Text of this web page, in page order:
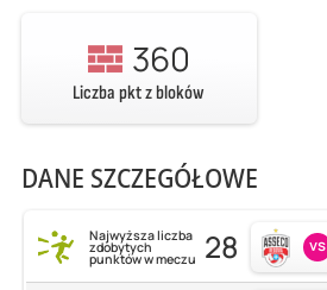
360
Liczba pkt z bloków
DANE SZCZEGÓŁOWE
Najwyższa liczba
zdobytych
punktów w meczu 28 vs